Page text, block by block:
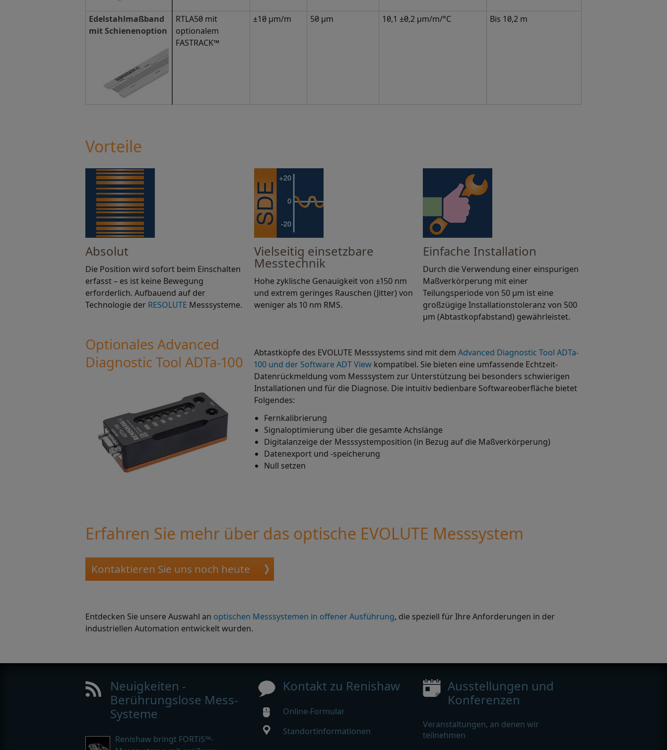
Edelstahlmaßband
mit Schienenoption
RTLA50 mit
optionalem
FASTRACK™
±10 μm/m 50 μm 10,1 ±0,2 µm/m/°C Bis 10,2 m
Vorteile
Absolut
Die Position wird sofort beim Einschalten
erfasst – es ist keine Bewegung
erforderlich. Aufbauend auf der
Technologie der RESOLUTE Messsysteme.
Vielseitig einsetzbare
Messtechnik
Hohe zyklische Genauigkeit von ±150 nm
und extrem geringes Rauschen (Jitter) von
weniger als 10 nm RMS.
Einfache Installation
Durch die Verwendung einer einspurigen
Maßverkörperung mit einer
Teilungsperiode von 50 μm ist eine
großzügige Installationstoleranz von 500
μm (Abtastkopfabstand) gewährleistet.
Optionales Advanced
Diagnostic Tool ADTa-100
Abtastköpfe des EVOLUTE Messsystems sind mit dem Advanced Diagnostic Tool ADTa-
100 und der Software ADT View kompatibel. Sie bieten eine umfassende Echtzeit-
Datenrückmeldung vom Messsystem zur Unterstützung bei besonders schwierigen
Installationen und für die Diagnose. Die intuitiv bedienbare Softwareoberfläche bietet
Folgendes:
Fernkalibrierung
Signaloptimierung über die gesamte Achslänge
Digitalanzeige der Messsystemposition (in Bezug auf die Maßverkörperung)
Datenexport und -speicherung
Null setzen
Erfahren Sie mehr über das optische EVOLUTE Messsystem
Kontaktieren Sie uns noch heute
Entdecken Sie unsere Auswahl an optischen Messsystemen in offener Ausführung, die speziell für Ihre Anforderungen in der
industriellen Automation entwickelt wurden.
Neuigkeiten -
Berührungslose Mess-
Systeme
Renishaw bringt FORTiS™-
Kontakt zu Renishaw
Online-Formular
Standortinformationen
Ausstellungen und
Konferenzen
Veranstaltungen, an denen wir
teilnehmen